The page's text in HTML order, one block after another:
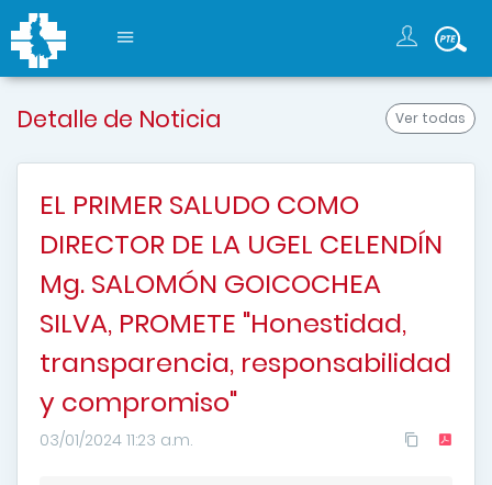
Ver todas
Detalle de Noticia
EL PRIMER SALUDO COMO
DIRECTOR DE LA UGEL CELENDÍN
Mg. SALOMÓN GOICOCHEA
SILVA, PROMETE "Honestidad,
transparencia, responsabilidad
y compromiso"
03/01/2024 11:23 a.m.